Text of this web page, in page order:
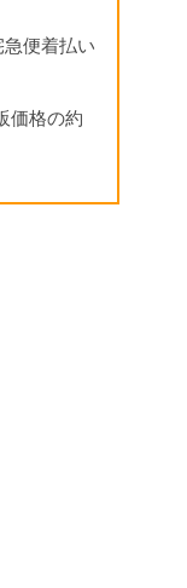
便着払い
価格の約